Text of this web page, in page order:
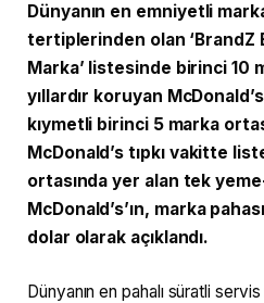
Dünyanın en emniyetli
tertiplerinden olan ‘BrandZ
Marka’ listesinde birinci 10
yıllardır koruyan
kıymetli birinci 5 marka
McDonald’s tıpkı vakitte
ortasında yer alan tek
McDonald’s’ın, marka
dolar olarak açıklandı.
Dünyanın en pahalı süratli